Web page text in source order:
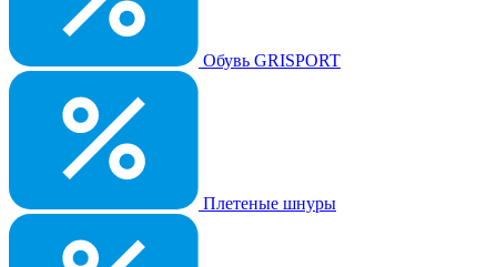
Обувь GRISPORT
Плетеные шнуры